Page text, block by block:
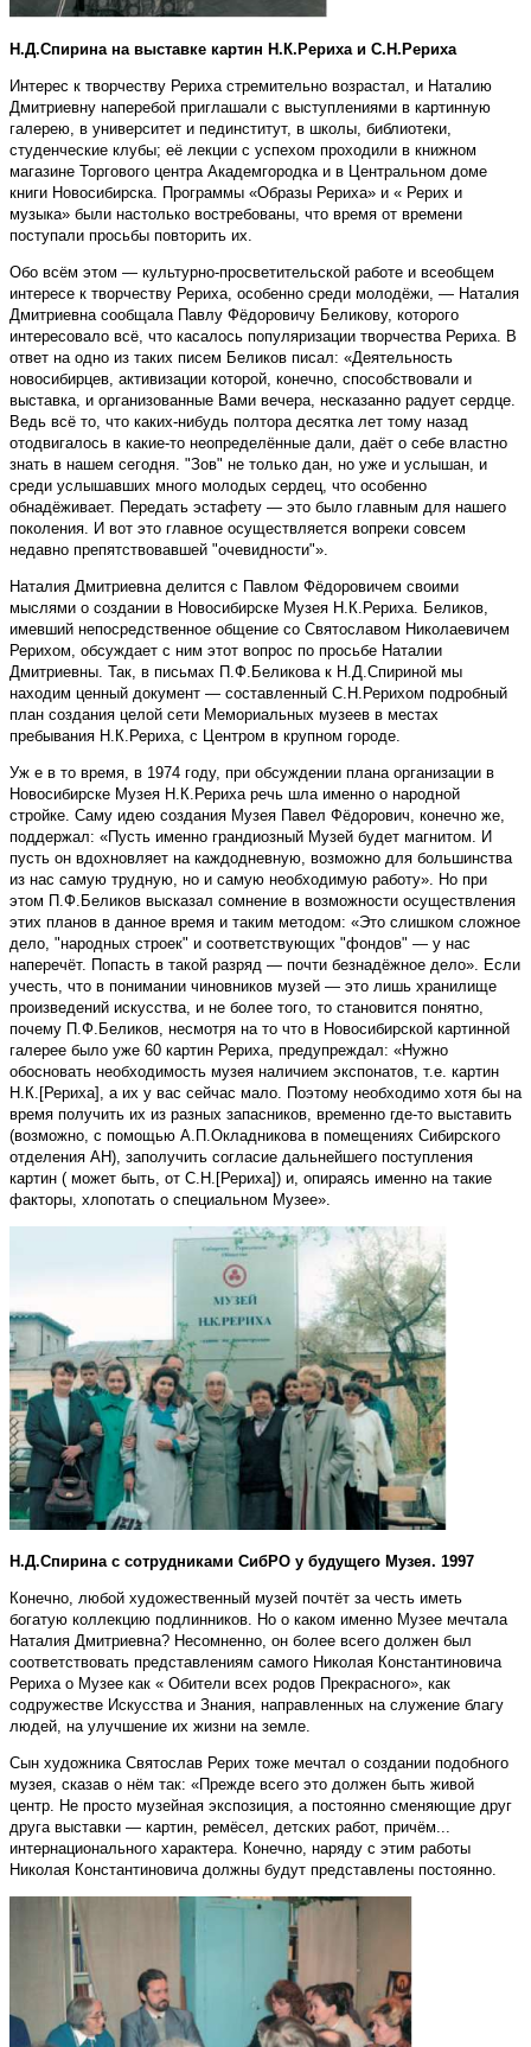
Н.Д.Спирина на выставке картин Н.К.Рериха и С.Н.Рериха
Интерес к творчеству Рериха стремительно возрастал, и Наталию
Дмитриевну наперебой приглашали с выступлениями в картинную
галерею, в университет и пединститут, в школы, библиотеки,
студенческие клубы; её лекции с успехом проходили в книжном
магазине Торгового центра Академгородка и в Центральном доме
книги Новосибирска. Программы «Образы Рериха» и « Рерих и
музыка» были настолько востребованы, что время от времени
поступали просьбы повторить их.
Обо всём этом — культурно-просветительской работе и всеобщем
интересе к творчеству Рериха, особенно среди молодёжи, — Наталия
Дмитриевна сообщала Павлу Фёдоровичу Беликову, которого
интересовало всё, что касалось популяризации творчества Рериха. В
ответ на одно из таких писем Беликов писал: «Деятельность
новосибирцев, активизации которой, конечно, способствовали и
выставка, и организованные Вами вечера, несказанно радует сердце.
Ведь всё то, что каких-нибудь полтора десятка лет тому назад
отодвигалось в какие-то неопределённые дали, даёт о себе властно
знать в нашем сегодня. "Зов" не только дан, но уже и услышан, и
среди услышавших много молодых сердец, что особенно
обнадёживает. Передать эстафету — это было главным для нашего
поколения. И вот это главное осуществляется вопреки совсем
недавно препятствовавшей "очевидности"».
Наталия Дмитриевна делится с Павлом Фёдоровичем своими
мыслями о создании в Новосибирске Музея Н.К.Рериха. Беликов,
имевший непосредственное общение со Святославом Николаевичем
Рерихом, обсуждает с ним этот вопрос по просьбе Наталии
Дмитриевны. Так, в письмах П.Ф.Беликова к Н.Д.Спириной мы
находим ценный документ — составленный С.Н.Рерихом подробный
план создания целой сети Мемориальных музеев в местах
пребывания Н.К.Рериха, с Центром в крупном городе.
Уж е в то время, в 1974 году, при обсуждении плана организации в
Новосибирске Музея Н.К.Рериха речь шла именно о народной
стройке. Саму идею создания Музея Павел Фёдорович, конечно же,
поддержал: «Пусть именно грандиозный Музей будет магнитом. И
пусть он вдохновляет на каждодневную, возможно для большинства
из нас самую трудную, но и самую необходимую работу». Но при
этом П.Ф.Беликов высказал сомнение в возможности осуществления
этих планов в данное время и таким методом: «Это слишком сложное
дело, "народных строек" и соответствующих "фондов" — у нас
наперечёт. Попасть в такой разряд — почти безнадёжное дело». Если
учесть, что в понимании чиновников музей — это лишь хранилище
произведений искусства, и не более того, то становится понятно,
почему П.Ф.Беликов, несмотря на то что в Новосибирской картинной
галерее было уже 60 картин Рериха, предупреждал: «Нужно
обосновать необходимость музея наличием экспонатов, т.е. картин
Н.К.[Рериха], а их у вас сейчас мало. Поэтому необходимо хотя бы на
время получить их из разных запасников, временно где-то выставить
(возможно, с помощью А.П.Окладникова в помещениях Сибирского
отделения АН), заполучить согласие дальнейшего поступления
картин ( может быть, от С.Н.[Рериха]) и, опираясь именно на такие
факторы, хлопотать о специальном Музее».
Н.Д.Спирина с сотрудниками СибРО у будущего Музея. 1997
Конечно, любой художественный музей почтёт за честь иметь
богатую коллекцию подлинников. Но о каком именно Музее мечтала
Наталия Дмитриевна? Несомненно, он более всего должен был
соответствовать представлениям самого Николая Константиновича
Рериха о Музее как « Обители всех родов Прекрасного», как
содружестве Искусства и Знания, направленных на служение благу
людей, на улучшение их жизни на земле.
Сын художника Святослав Рерих тоже мечтал о создании подобного
музея, сказав о нём так: «Прежде всего это должен быть живой
центр. Не просто музейная экспозиция, а постоянно сменяющие друг
друга выставки — картин, ремёсел, детских работ, причём...
интернационального характера. Конечно, наряду с этим работы
Николая Константиновича должны будут представлены постоянно.